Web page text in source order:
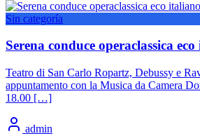
Sin categoría
Serena conduce operaclassica
Teatro di San Carlo Ropartz, Debussy e
appuntamento con la Musica da Camera
18.00 […]
admin